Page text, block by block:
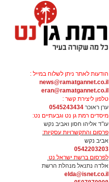
הודעות לאתר ניתן לשלוח במייל :
news@ramatgannet.co.il
eran@ramatgannet.co.il
טלפון ליצירת קשר :
ערן ראוכר 0545243434
מיסדים רמת גן נט וגבעתיים נט:
עו"ד אליהו חסון ואביב נקש
פרסום והתקשרויות עסקיות:
אביב נקש
0542203203
לפרסום ברשת ישראל נט
אלדה נתנאל מנהלת הרשת
elda@isnet.co.il